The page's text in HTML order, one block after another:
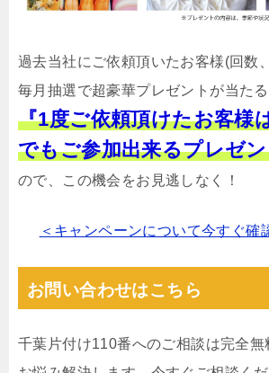
過去当社にご依頼頂いたお客様(回数
毎月抽選で超豪華プレゼントが当たる
『1度ご依頼頂けたお客様
でもご参加出来るプレゼ
ので、この機会をお見逃しなく！
＜キャンペーンについて今すぐ確
お問い合わせはこちら
千葉片付け110番へのご相談は完全